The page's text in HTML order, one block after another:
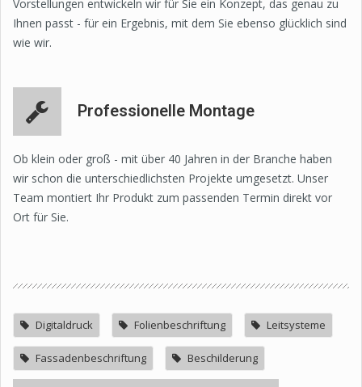
Vorstellungen entwickeln wir für Sie ein Konzept, das genau zu
Ihnen passt - für ein Ergebnis, mit dem Sie ebenso glücklich sind
wie wir.
Professionelle Montage
Ob klein oder groß - mit über 40 Jahren in der Branche haben
wir schon die unterschiedlichsten Projekte umgesetzt. Unser
Team montiert Ihr Produkt zum passenden Termin direkt vor
Ort für Sie.
Digitaldruck Folienbeschriftung Leitsysteme
Fassadenbeschriftung Beschilderung